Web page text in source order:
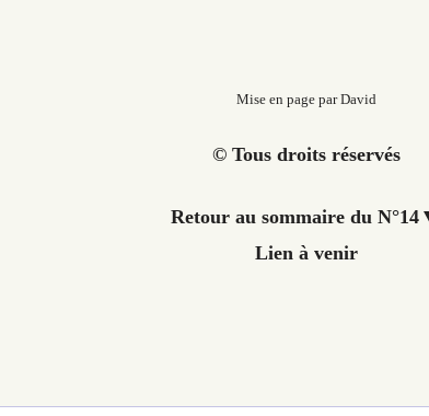
Mise en page par David
© Tous droits réservés
Retour au sommaire du N°14
Lien à venir